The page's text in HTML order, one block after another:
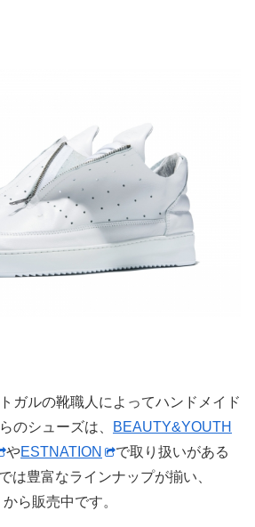
ガルの靴職人によってハンドメイド
のシューズは、
BEAUTY&YOUTH
やESTNATION
で取り扱いがある
では豊富なラインナップが揃い、
ら販売中です。